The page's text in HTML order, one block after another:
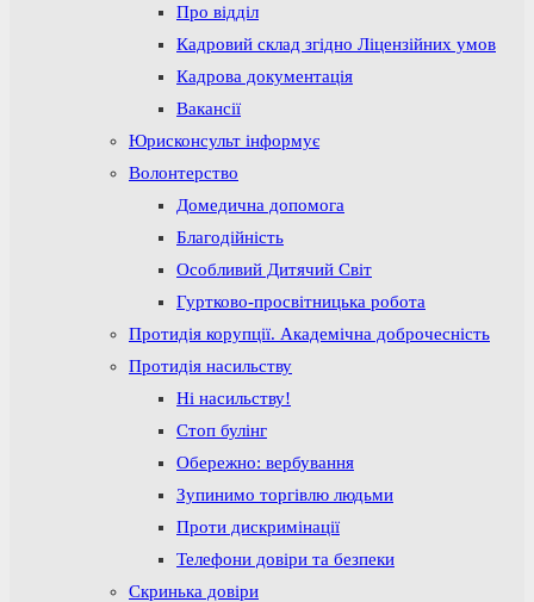
Про відділ
Кадровий склад згідно Ліцензійних умов
Кадрова документація
Вакансії
Юрисконсульт інформує
Волонтерство
Домедична допомога
Благодійність
Особливий Дитячий Світ
Гуртково-просвітницька робота
Протидія корупції. Академічна доброчесність
Протидія насильству
Ні насильству!
Стоп булінг
Обережно: вербування
Зупинимо торгівлю людьми
Проти дискримінації
Телефони довіри та безпеки
Скринька довіри